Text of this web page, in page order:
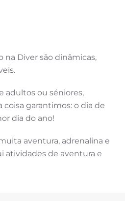
na Diver são dinâmicas,
adultos ou séniores,
garantimos: o dia de
dia do ano!
aventura, adrenalina e
atividades de aventura e